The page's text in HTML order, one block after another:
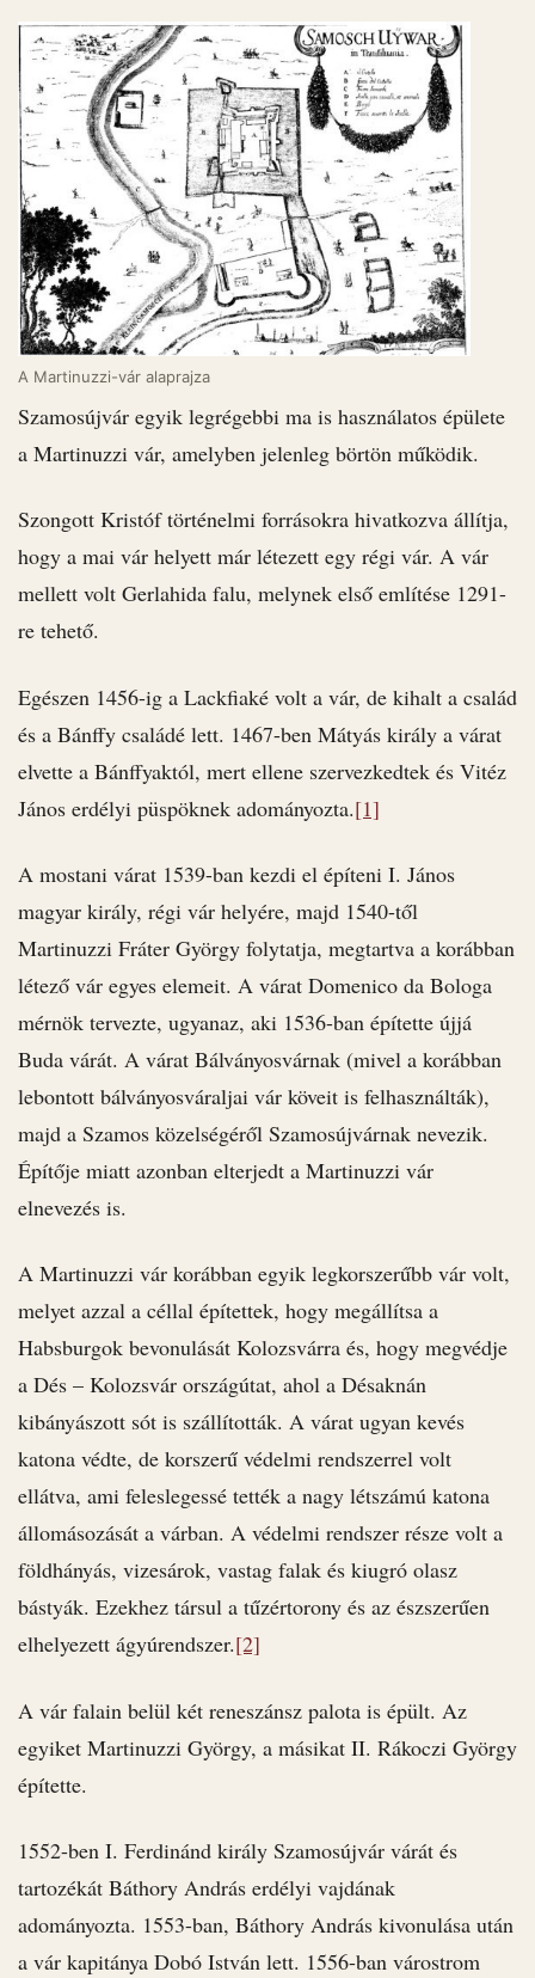
A Martinuzzi-vár alaprajza
Szamosújvár egyik legrégebbi ma is használatos épülete
a Martinuzzi vár, amelyben jelenleg börtön működik.
Szongott Kristóf történelmi forrásokra hivatkozva állítja,
hogy a mai vár helyett már létezett egy régi vár. A vár
mellett volt Gerlahida falu, melynek első említése 1291-
re tehető.
Egészen 1456-ig a Lackfiaké volt a vár, de kihalt a család
és a Bánffy családé lett. 1467-ben Mátyás király a várat
elvette a Bánffyaktól, mert ellene szervezkedtek és Vitéz
János erdélyi püspöknek adományozta.[1]
A mostani várat 1539-ban kezdi el építeni I. János
magyar király, régi vár helyére, majd 1540-től
Martinuzzi Fráter György folytatja, megtartva a korábban
létező vár egyes elemeit. A várat Domenico da Bologa
mérnök tervezte, ugyanaz, aki 1536-ban építette újjá
Buda várát. A várat Bálványosvárnak (mivel a korábban
lebontott bálványosváraljai vár köveit is felhasználták),
majd a Szamos közelségéről Szamosújvárnak nevezik.
Építője miatt azonban elterjedt a Martinuzzi vár
elnevezés is.
A Martinuzzi vár korábban egyik legkorszerűbb vár volt,
melyet azzal a céllal építettek, hogy megállítsa a
Habsburgok bevonulását Kolozsvárra és, hogy megvédje
a Dés – Kolozsvár országútat, ahol a Désaknán
kibányászott sót is szállították. A várat ugyan kevés
katona védte, de korszerű védelmi rendszerrel volt
ellátva, ami feleslegessé tették a nagy létszámú katona
állomásozását a várban. A védelmi rendszer része volt a
földhányás, vizesárok, vastag falak és kiugró olasz
bástyák. Ezekhez társul a tűzértorony és az észszerűen
elhelyezett ágyúrendszer.[2]
A vár falain belül két reneszánsz palota is épült. Az
egyiket Martinuzzi György, a másikat II. Rákoczi György
építette.
1552-ben I. Ferdinánd király Szamosújvár várát és
tartozékát Báthory András erdélyi vajdának
adományozta. 1553-ban, Báthory András kivonulása után
a vár kapitánya Dobó István lett. 1556-ban várostrom